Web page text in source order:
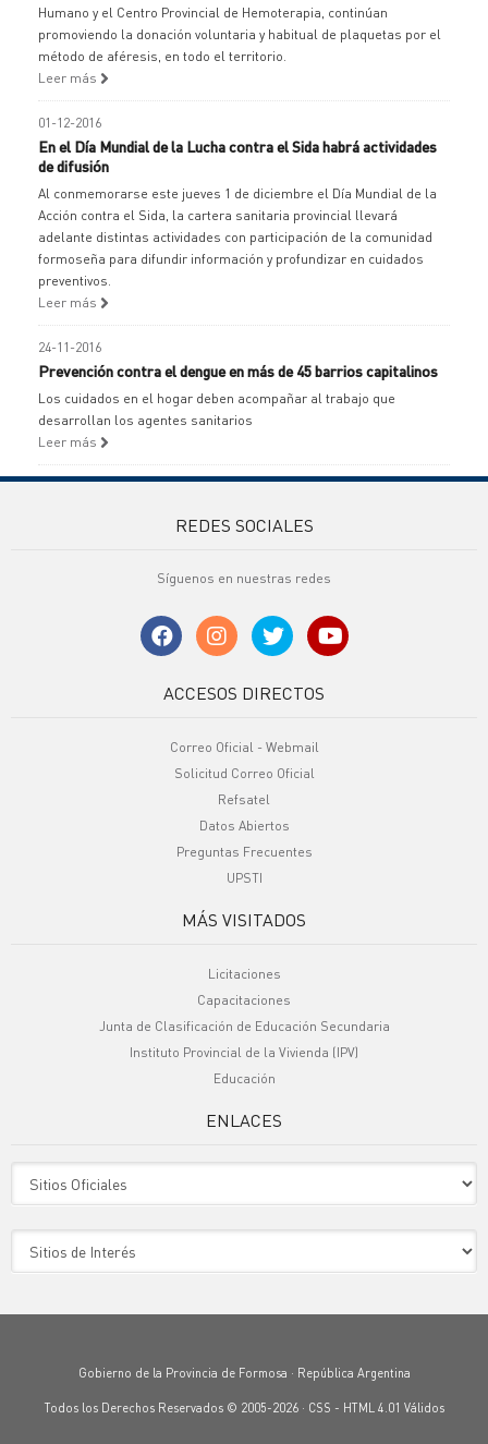
Humano y el Centro Provincial de Hemoterapia, continúan
promoviendo la donación voluntaria y habitual de plaquetas por el
método de aféresis, en todo el territorio.
Leer más
01-12-2016
En el Día Mundial de la Lucha contra el Sida habrá actividades
de difusión
Al conmemorarse este jueves 1 de diciembre el Día Mundial de la
Acción contra el Sida, la cartera sanitaria provincial llevará
adelante distintas actividades con participación de la comunidad
formoseña para difundir información y profundizar en cuidados
preventivos.
Leer más
24-11-2016
Prevención contra el dengue en más de 45 barrios capitalinos
Los cuidados en el hogar deben acompañar al trabajo que
desarrollan los agentes sanitarios
Leer más
REDES SOCIALES
Síguenos en nuestras redes
ACCESOS DIRECTOS
Correo Oficial - Webmail
Solicitud Correo Oficial
Refsatel
Datos Abiertos
Preguntas Frecuentes
UPSTI
MÁS VISITADOS
Licitaciones
Capacitaciones
Junta de Clasificación de Educación Secundaria
Instituto Provincial de la Vivienda (IPV)
Educación
ENLACES
Gobierno de la Provincia de Formosa · República Argentina
Todos los Derechos Reservados © 2005-2026 · CSS - HTML 4.01 Válidos